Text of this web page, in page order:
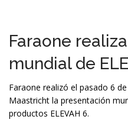
Faraone
mundial de
Faraone realizó el pasado 6
Maastricht la presentación
productos ELEVAH 6.